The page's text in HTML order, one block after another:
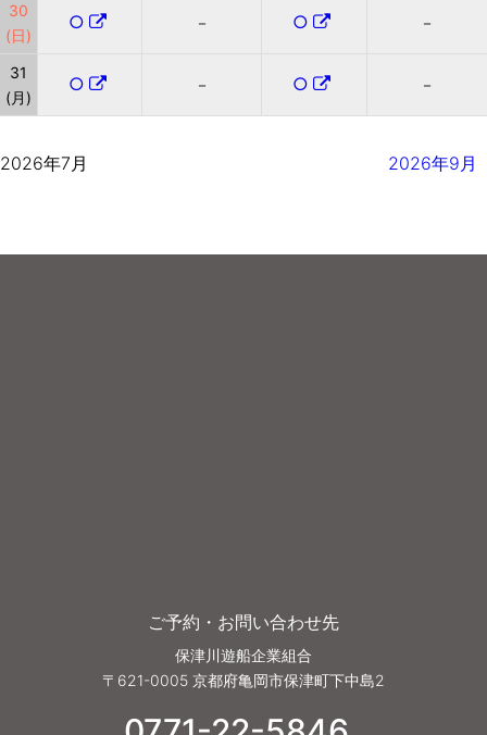
30
(日)
○ － ○ －
31
(月)
○ － ○ －
2026年7月 2026年9月
ご予約・お問い合わせ先
保津川遊船企業組合
〒621-0005 京都府亀岡市保津町下中島2